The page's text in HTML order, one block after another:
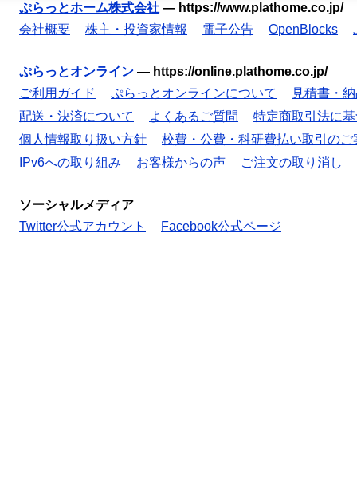
ぷらっとホーム株式会社 — https://www.plathome.co.jp/
会社概要
株主・投資家情報 電子公告 OpenBlocks
ぷらっとオンライン — https://online.plathome.co.jp/
ご利用ガイド
ぷらっとオンラインについて
見積書・
配送・決済について
よくあるご質問
特定商取引法に
個人情報取り扱い方針
校費・公費・科研費払い取引のご
IPv6への取り組み
お客様からの声 ご注文の取り消し
ソーシャルメディア
Twitter公式アカウント
Facebook公式ページ